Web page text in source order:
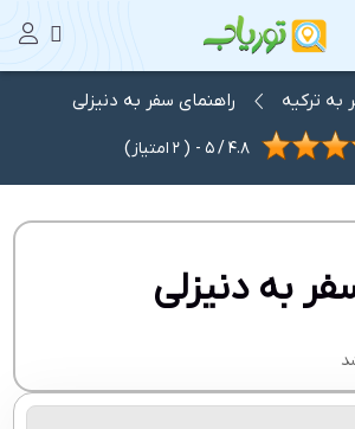
به ترکیه راهنمای سفر به دنیزلی
4.8
/
5
- (
2 امتیاز)
به دنیزلی